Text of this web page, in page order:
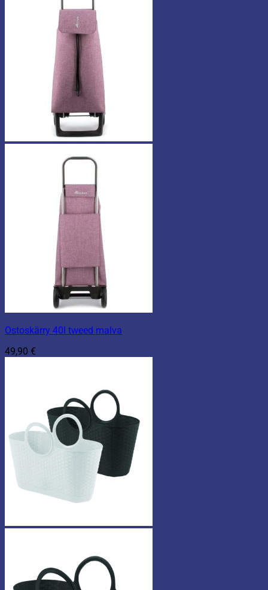
Ostoskärry 40l tweed malva
49,90 €